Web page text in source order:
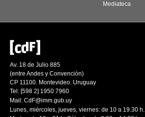
Mediateca
Av. 18 de Julio 885
(entre Andes y Convención)
CP 11100. Montevideo. Uruguay
Tel: [598 2] 1950 7960
Mail: CdF@imm.gub.uy
Lunes, miércoles, jueves, viernes: de 10 a 19.30 h.